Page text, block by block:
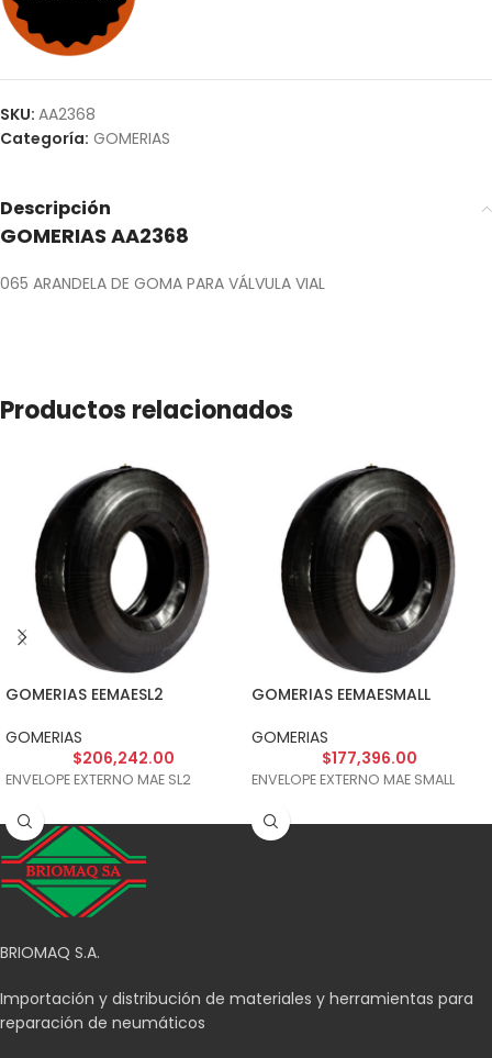
SKU: AA2368
Categoría: GOMERIAS
Descripción
GOMERIAS AA2368
065 ARANDELA DE GOMA PARA VÁLVULA VIAL
Productos relacionados
GOMERIAS EEMAESL2
GOMERIAS
$206,242.00
ENVELOPE EXTERNO MAE SL2
GOMERIAS EEMAESMALL
GOMERIAS
$177,396.00
ENVELOPE EXTERNO MAE SMALL
BRIOMAQ S.A.
Importación y distribución de materiales y herramientas para
reparación de neumáticos